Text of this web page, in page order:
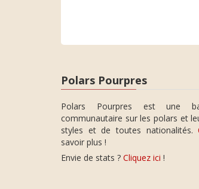
Polars Pourpres
Polars Pourpres est une
communautaire sur les polars et
styles et de toutes nationalités.
savoir plus !
Envie de stats ? Cliquez ici !